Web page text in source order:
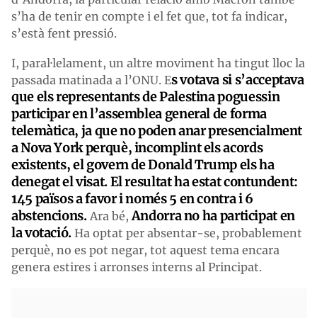
s’ha de tenir en compte i el fet que, tot fa indicar,
s’està fent pressió.
I, paral·lelament, un altre moviment ha tingut lloc la
passada matinada a l’ONU. Es votava si s’acceptava
que els representants de Palestina poguessin
participar en l’assemblea general de forma
telemàtica, ja que no poden anar presencialment
a Nova York perquè, incomplint els acords
existents, el govern de Donald Trump els ha
denegat el visat. El resultat ha estat contundent:
145 països a favor i només 5 en contra i 6
abstencions.Ara bé, Andorra no ha participat en
la votació. Ha optat per absentar-se, probablement
perquè, no es pot negar, tot aquest tema encara
genera estires i arronses interns al Principat.